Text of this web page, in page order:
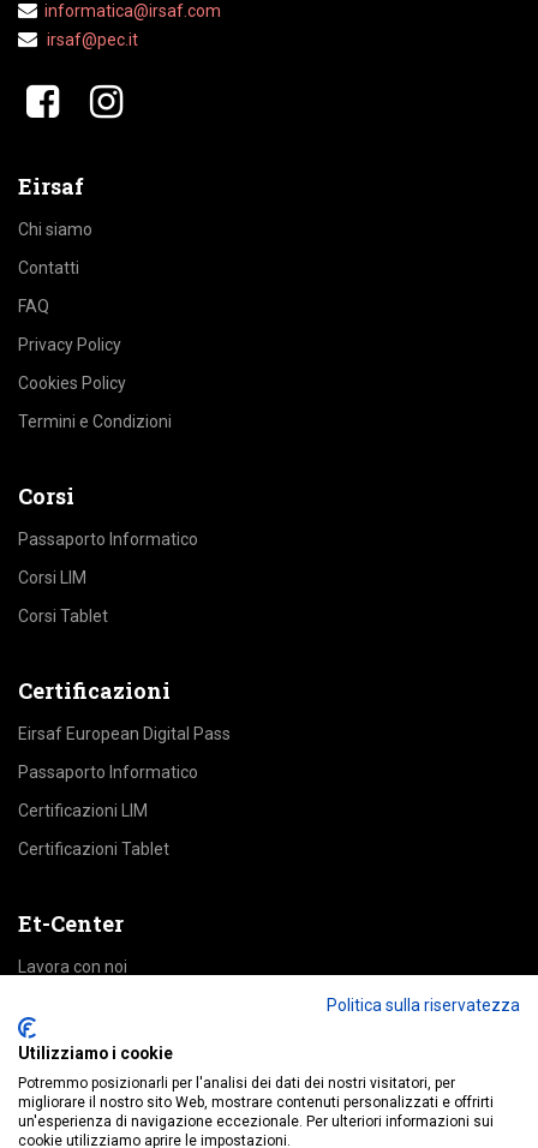
informatica@irsaf.com
irsaf@pec.it
Eirsaf
Chi siamo
Contatti
FAQ
Privacy Policy
Cookies Policy
Termini e Condizioni
Corsi
Passaporto Informatico
Corsi LIM
Corsi Tablet
Certificazioni
Eirsaf European Digital Pass
Passaporto Informatico
Certificazioni LIM
Certificazioni Tablet
Et-Center
Lavora con noi
Accedi alle piattaforme
Education
Politica sulla riservatezza
Utilizziamo i cookie
Potremmo posizionarli per l'analisi dei dati dei nostri visitatori, per
migliorare il nostro sito Web, mostrare contenuti personalizzati e offrirti
un'esperienza di navigazione eccezionale. Per ulteriori informazioni sui
cookie utilizziamo aprire le impostazioni.